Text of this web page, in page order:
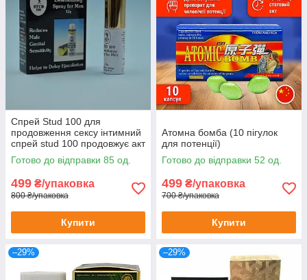
Спрей Stud 100 для
продовження сексу інтимний
спрей stud 100 продовжує акт
препарати для потенції
Готово до відправки 85 од.
499 ₴/упаковка
800 ₴/упаковка
Купити
Атомна бомба (10 пігулок
для потенції)
Готово до відправки 52 од.
499 ₴/упаковка
700 ₴/упаковка
Купити
–29% –29%